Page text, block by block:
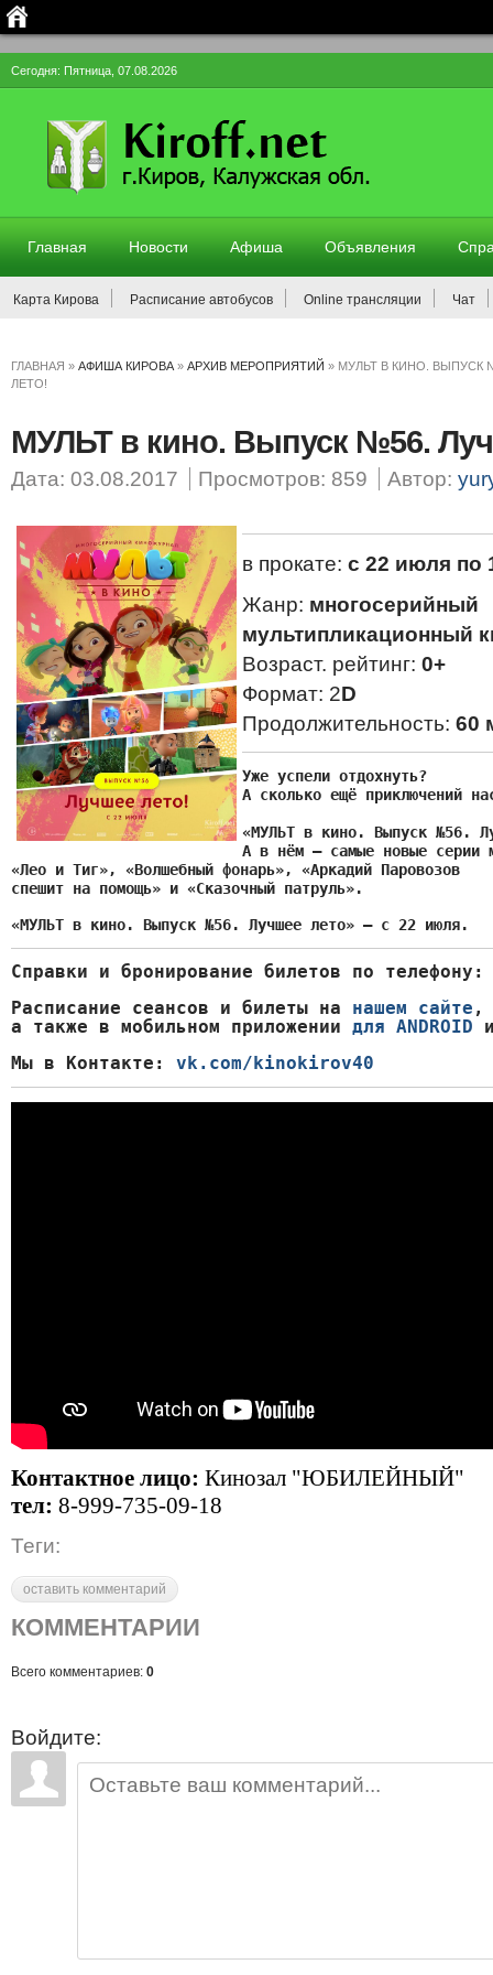
Сегодня: Пятница, 07.08.2026
Главная Новости Афиша Объявления
Карта Кирова Расписание автобусов Online трансляции Чат
ГЛАВНАЯ » АФИША КИРОВА » АРХИВ МЕРОПРИЯТИЙ » МУЛЬТ В КИНО. ВЫПУСК
ЛЕТО!
МУЛЬТ в кино. Выпуск №56.
Дата: 03.08.2017 Просмотров: 859 Автор:
в прокате: с 22 июля по
Жанр: многосерийный
мультипликационный
Возраст. рейтинг: 0+
Формат: 2D
Продолжительность: 60
Уже успели отдохнуть?
А сколько ещё приключений
А в нём — самые новые серии
«Лео и Тиг», «Волшебный фонарь», «Аркадий Паровозов
спешит на помощь» и «Сказочный патруль».
«МУЛЬТ в кино. Выпуск №56. Лучшее лето» — с 22 июля.
Справки и бронирование билетов по
Расписание сеансов и билеты на нашем сайте ,
а также в мобильном приложении для ANDROID
Мы в Контакте: vk.com/kinokirov40
Контактное лицо: Кинозал "ЮБИЛЕЙНЫЙ"
тел: 8-999-735-09-18
Теги:
оставить комментарий
КОММЕНТАРИИ
Всего комментариев: 0
Войдите: